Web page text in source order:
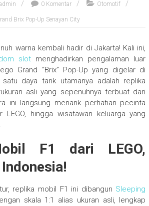
0 Komentar Otomotif
Brix Pop-Up Senayan City
warna kembali hadir di Jakarta! Kali ini,
slot menghadirkan pengalaman luar
Grand “Brix” Pop-Up yang digelar di
satu daya tarik utamanya adalah replika
asli yang sepenuhnya terbuat dari
ini langsung menarik perhatian pecinta
LEGO, hingga wisatawan keluarga yang
F1 dari LEGO,
replika mobil F1 ini dibangun Sleeping
skala 1:1 alias ukuran asli, lengkap